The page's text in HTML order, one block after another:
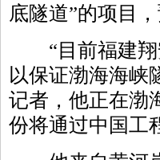
底隧道”的项目
“目前福建翔
以保证渤海海峡
记者，他正在渤
份将通过中国工